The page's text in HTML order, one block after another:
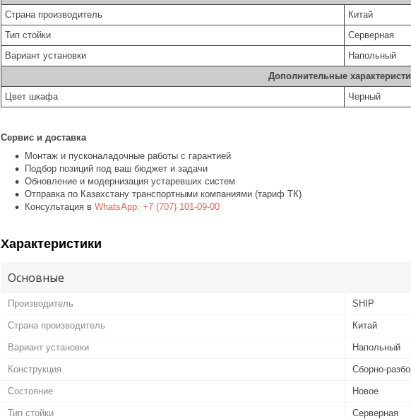
Страна производитель
Китай
Тип стойки
Серверная
Вариант установки
Напольный
Дополнительные
Цвет шкафа
Черный
Сервис и доставка
Монтаж и пусконаладочные работы с гарантией
Подбор позиций под ваш бюджет и задачи
Обновление и модернизация устаревших систем
Отправка по Казахстану транспортными компаниями (тариф ТК)
Консультация в WhatsApp: +7 (707) 101-09-00
Характеристики
Основные
Производитель SHIP
Страна производитель Китай
Вариант установки Напольный
Конструкция Сборно-
Состояние Новое
Тип стойки Серверная